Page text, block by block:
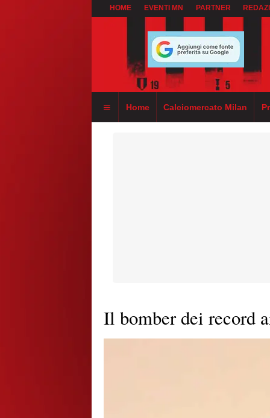
HOME EVENTI MN PARTNER
Home Calciomercato Milan
Il bomber dei record